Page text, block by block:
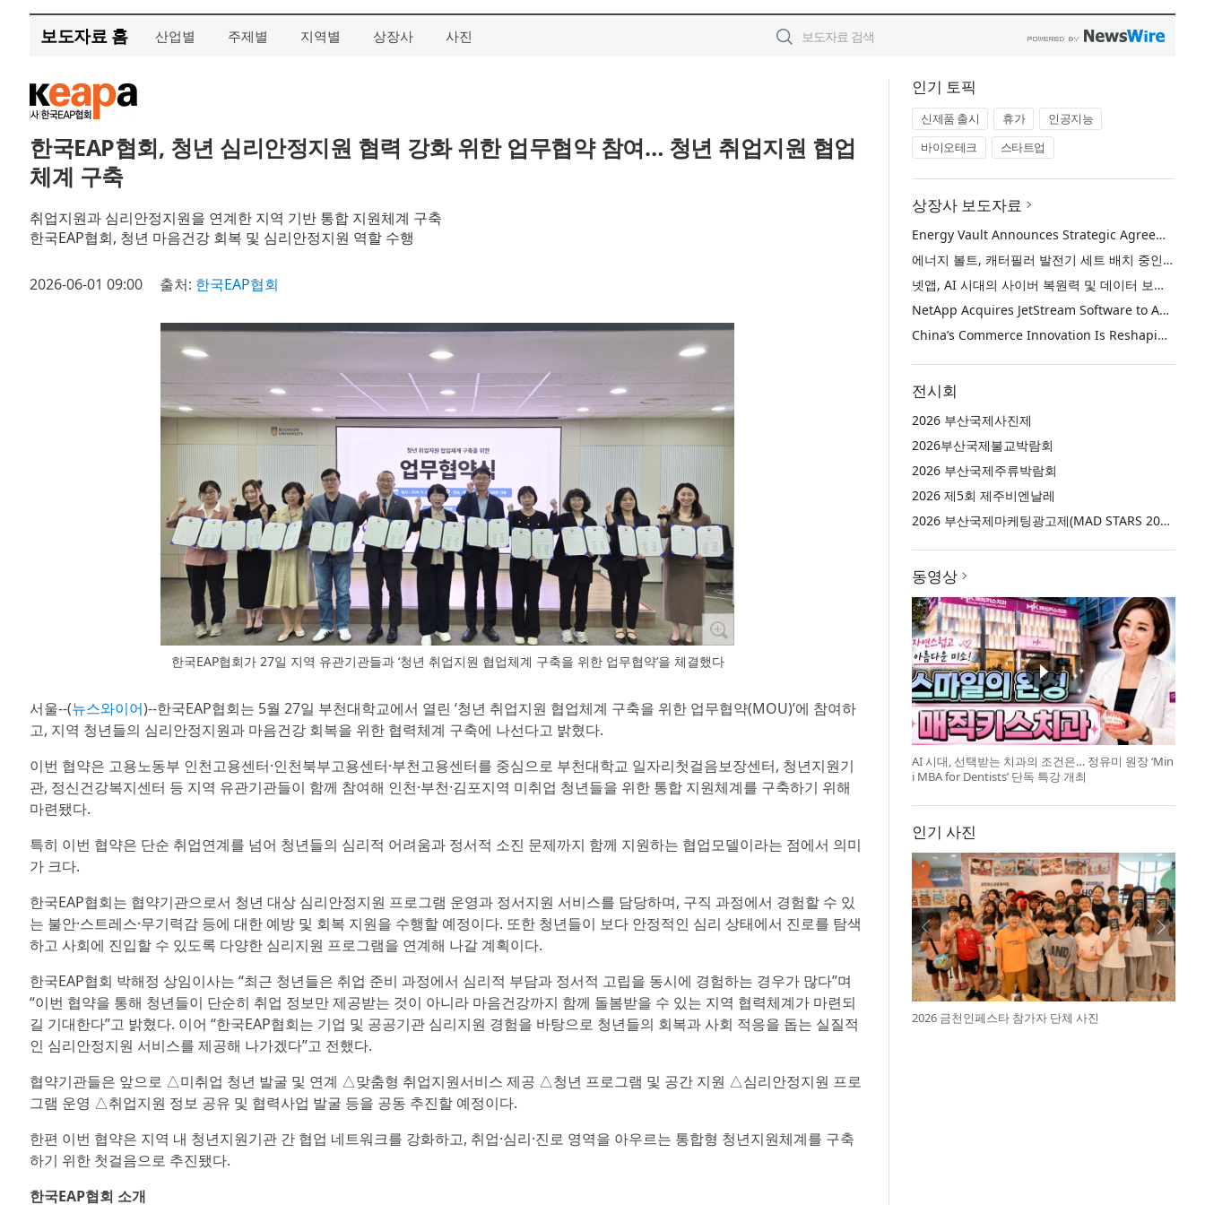
보도자료 홈 산업별 주제별 지역별 상장사 사진
한국EAP협회, 청년 심리안정지원 협력 강화 위한 업무협약 참여… 청년 취업지원 협업
체계 구축
취업지원과 심리안정지원을 연계한 지역 기반 통합 지원체계 구축
한국EAP협회, 청년 마음건강 회복 및 심리안정지원 역할 수행
2026-06-01 09:00 출처: 한국EAP협회
한국EAP협회가 27일 지역 유관기관들과 ‘청년 취업지원 협업체계 구축을 위한 업무협약’을 체결했다
서울--(뉴스와이어)--한국EAP협회는 5월 27일 부천대학교에서 열린 ‘청년 취업지원 협업체계 구축을 위한 업무협약(MOU)’에 참여하
고, 지역 청년들의 심리안정지원과 마음건강 회복을 위한 협력체계 구축에 나선다고 밝혔다.
이번 협약은 고용노동부 인천고용센터·인천북부고용센터·부천고용센터를 중심으로 부천대학교 일자리첫걸음보장센터, 청년지원기
관, 정신건강복지센터 등 지역 유관기관들이 함께 참여해 인천·부천·김포지역 미취업 청년들을 위한 통합 지원체계를 구축하기 위해
마련됐다.
특히 이번 협약은 단순 취업연계를 넘어 청년들의 심리적 어려움과 정서적 소진 문제까지 함께 지원하는 협업모델이라는 점에서 의미
가 크다.
한국EAP협회는 협약기관으로서 청년 대상 심리안정지원 프로그램 운영과 정서지원 서비스를 담당하며, 구직 과정에서 경험할 수 있
는 불안·스트레스·무기력감 등에 대한 예방 및 회복 지원을 수행할 예정이다. 또한 청년들이 보다 안정적인 심리 상태에서 진로를 탐색
하고 사회에 진입할 수 있도록 다양한 심리지원 프로그램을 연계해 나갈 계획이다.
한국EAP협회 박해정 상임이사는 “최근 청년들은 취업 준비 과정에서 심리적 부담과 정서적 고립을 동시에 경험하는 경우가 많다”며
“이번 협약을 통해 청년들이 단순히 취업 정보만 제공받는 것이 아니라 마음건강까지 함께 돌봄받을 수 있는 지역 협력체계가 마련되
길 기대한다”고 밝혔다. 이어 “한국EAP협회는 기업 및 공공기관 심리지원 경험을 바탕으로 청년들의 회복과 사회 적응을 돕는 실질적
인 심리안정지원 서비스를 제공해 나가겠다”고 전했다.
협약기관들은 앞으로 △미취업 청년 발굴 및 연계 △맞춤형 취업지원서비스 제공 △청년 프로그램 및 공간 지원 △심리안정지원 프로
그램 운영 △취업지원 정보 공유 및 협력사업 발굴 등을 공동 추진할 예정이다.
한편 이번 협약은 지역 내 청년지원기관 간 협업 네트워크를 강화하고, 취업·심리·진로 영역을 아우르는 통합형 청년지원체계를 구축
하기 위한 첫걸음으로 추진됐다.
한국EAP협회 소개
인기 토픽
신제품 출시 휴가
인공지능
바이오테크
스타트업
상장사 보도자료
Energy Vault Announces Strategic Agreement to Deploy 1.25 GW of Integrated Power Infrastructure for Hyperscaler AI Data Center with Leading Power Generation EPC Deploying Caterpillar Gensets
에너지 볼트, 캐터필러 발전기 세트 배치 중인 선도적인 발전 EPC를 통해 하이퍼스케일러 AI 데이터센터를 위한 1.25 GW 통합 전력 인프라 구축을 위한 전략적 계약 체결
넷앱, AI 시대의 사이버 복원력 및 데이터 보호 강화를 위해 젯스트림 소프트웨어 인수
NetApp Acquires JetStream Software to Advance Cyber Resilience and Data Protection for the AI Era
China’s Commerce Innovation Is Reshaping Global Retail
전시회
2026 부산국제사진제
2026부산국제불교박람회
2026 부산국제주류박람회
2026 제5회 제주비엔날레
2026 부산국제마케팅광고제(MAD STARS 2026)
동영상
AI 시대, 선택받는 치과의 조건은… 정유미 원장 ‘Min
i MBA for Dentists’ 단독 특강 개최
인기 사진
2026 금천인페스타 참가자 단체 사진